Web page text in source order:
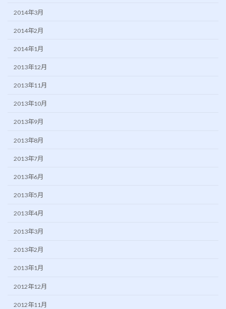
2014年3月
2014年2月
2014年1月
2013年12月
2013年11月
2013年10月
2013年9月
2013年8月
2013年7月
2013年6月
2013年5月
2013年4月
2013年3月
2013年2月
2013年1月
2012年12月
2012年11月